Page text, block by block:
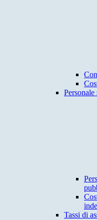
Tassi di